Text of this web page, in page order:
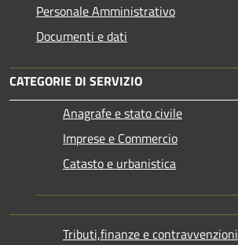
Personale Amministrativo
Documenti e dati
CATEGORIE DI SERVIZIO
Anagrafe e stato civile
Imprese e Commercio
Catasto e urbanistica
Tributi,finanze e contravvenzioni